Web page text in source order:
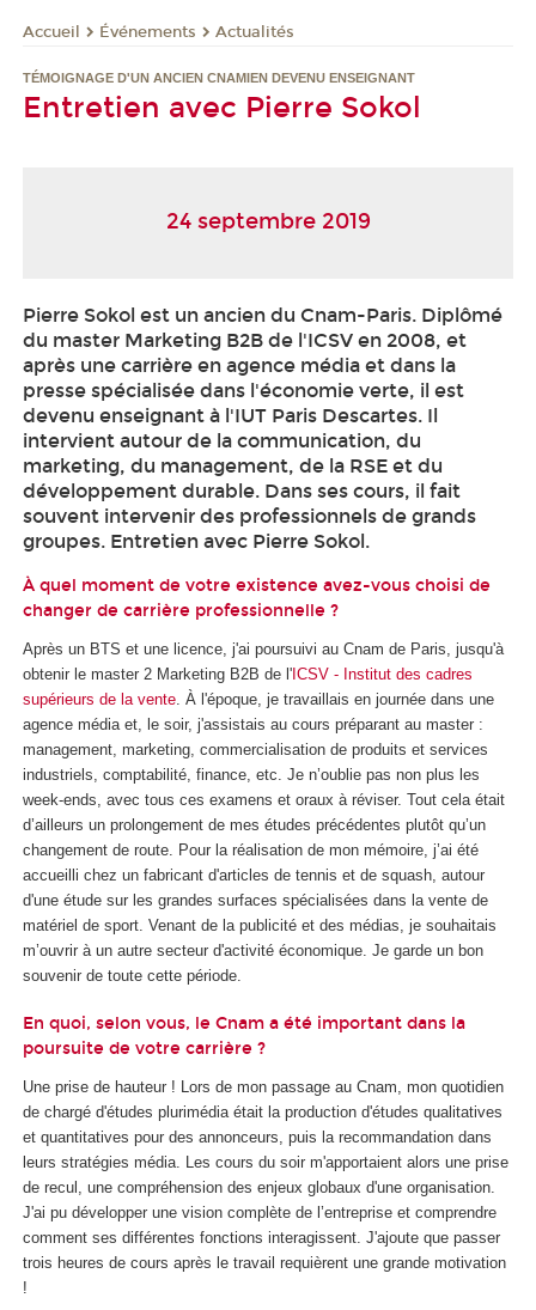
Accueil Événements Actualités
TÉMOIGNAGE D'UN ANCIEN CNAMIEN DEVENU ENSEIGNANT
Entretien avec Pierre Sokol
24 septembre 2019
Pierre Sokol est un ancien du Cnam-Paris. Diplômé
du master Marketing B2B de l'ICSV en 2008, et
après une carrière en agence média et dans la
presse spécialisée dans l'économie verte, il est
devenu enseignant à l'IUT Paris Descartes. Il
intervient autour de la communication, du
marketing, du management, de la RSE et du
développement durable. Dans ses cours, il fait
souvent intervenir des professionnels de grands
groupes. Entretien avec Pierre Sokol.
À quel moment de votre existence avez-vous choisi de
changer de carrière professionnelle ?
Après un BTS et une licence, j'ai poursuivi au Cnam de Paris, jusqu'à
obtenir le master 2 Marketing B2B de l'ICSV - Institut des cadres
supérieurs de la vente . À l'époque, je travaillais en journée dans une
agence média et, le soir, j'assistais au cours préparant au master :
management, marketing, commercialisation de produits et services
industriels, comptabilité, finance, etc. Je n’oublie pas non plus les
week-ends, avec tous ces examens et oraux à réviser. Tout cela était
d’ailleurs un prolongement de mes études précédentes plutôt qu’un
changement de route. Pour la réalisation de mon mémoire, j’ai été
accueilli chez un fabricant d'articles de tennis et de squash, autour
d'une étude sur les grandes surfaces spécialisées dans la vente de
matériel de sport. Venant de la publicité et des médias, je souhaitais
m’ouvrir à un autre secteur d'activité économique. Je garde un bon
souvenir de toute cette période.
En quoi, selon vous, le Cnam a été important dans la
poursuite de votre carrière ?
Une prise de hauteur ! Lors de mon passage au Cnam, mon quotidien
de chargé d'études plurimédia était la production d'études qualitatives
et quantitatives pour des annonceurs, puis la recommandation dans
leurs stratégies média. Les cours du soir m'apportaient alors une prise
de recul, une compréhension des enjeux globaux d'une organisation.
J'ai pu développer une vision complète de l’entreprise et comprendre
comment ses différentes fonctions interagissent. J'ajoute que passer
trois heures de cours après le travail requièrent une grande motivation
!